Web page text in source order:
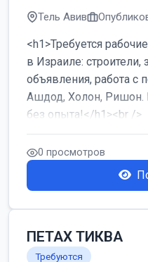
Тель Авив
<h1>Требуется
в Израиле:
объявления, работа с
Ашдод, Холон, Ришон.
без опыта!</h1><br />
...
0 просмотров
ПЕТАХ ТИКВА
Требуются